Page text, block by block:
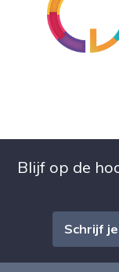
Blijf op de
Schrijf